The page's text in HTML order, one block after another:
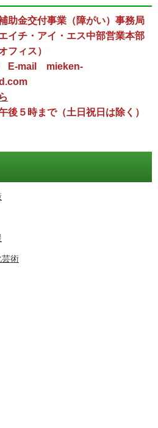
助金交付事業（障がい）事務局
イチ・アイ・エス中部営業本部
フィス）
mail mieken-
後５時まで（土日祝日は除く）
芸術